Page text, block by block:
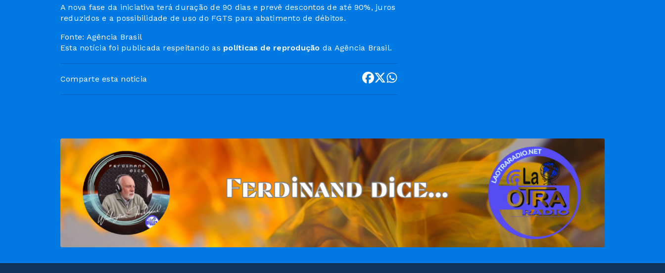
A nova fase da iniciativa terá duração de 90 dias e prevê descontos de até 90%, juros
reduzidos e a possibilidade de uso do FGTS para abatimento de débitos.
Fonte: Agência Brasil
Esta notícia foi publicada respeitando as políticas de reprodução da Agência Brasil.
Comparte esta noticia